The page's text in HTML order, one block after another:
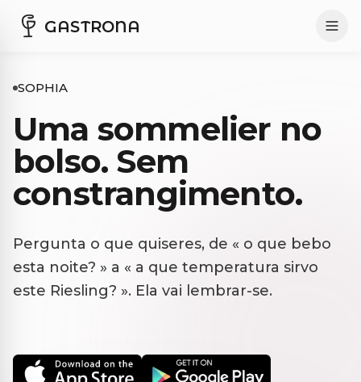
GASTRONA
SOPHIA
Uma sommelier no
bolso. Sem
constrangimento.
Pergunta o que quiseres, de « o que bebo
esta noite? » a « a que temperatura sirvo
este Riesling? ». Ela vai lembrar-se.